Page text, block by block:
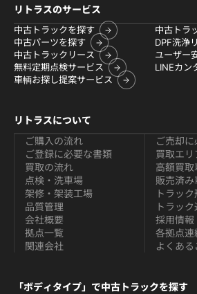
リトラスのサービス
中古トラックを探す
中古トラ
中古パーツを探す
DPF洗浄
中古トラックリース
ユーザー
無料定期点検サービス
LINEカン
車輌お探し提案サービス
リトラスについて
ご購入の流れ
ご登録に必要な書類
買取の流れ
ご売却
買取エリ
高額買取
点検・洗車場
架修・架装工場
品質管理
販売済み
トラッ
トラッ
会社概要
拠点一覧
関連会社
採用情報
各拠点連
よくある
「ボディタイプ」で中古トラックを探す